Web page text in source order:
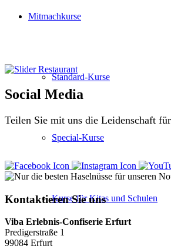
Mitmachkurse
Standard-Kurse
Special-Kurse
Kurse für Kitas und Schulen
Social Media
Teilen Sie mit uns die Leidenschaft
Kontaktieren Sie uns
Viba Erlebnis-Confiserie Erfurt
Predigerstraße 1
99084 Erfurt